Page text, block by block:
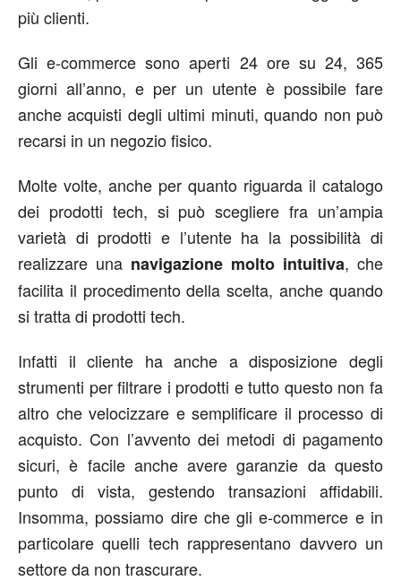
più clienti.
Gli e-commerce sono aperti 24 ore su 24, 365
giorni all’anno, e per un utente è possibile fare
anche acquisti degli ultimi minuti, quando non può
recarsi in un negozio fisico.
Molte volte, anche per quanto riguarda il catalogo
dei prodotti tech, si può scegliere fra un’ampia
varietà di prodotti e l’utente ha la possibilità di
realizzare una navigazione molto intuitiva, che
facilita il procedimento della scelta, anche quando
si tratta di prodotti tech.
Infatti il cliente ha anche a disposizione degli
strumenti per filtrare i prodotti e tutto questo non fa
altro che velocizzare e semplificare il processo di
acquisto. Con l’avvento dei metodi di pagamento
sicuri, è facile anche avere garanzie da questo
punto di vista, gestendo transazioni affidabili.
Insomma, possiamo dire che gli e-commerce e in
particolare quelli tech rappresentano davvero un
settore da non trascurare.